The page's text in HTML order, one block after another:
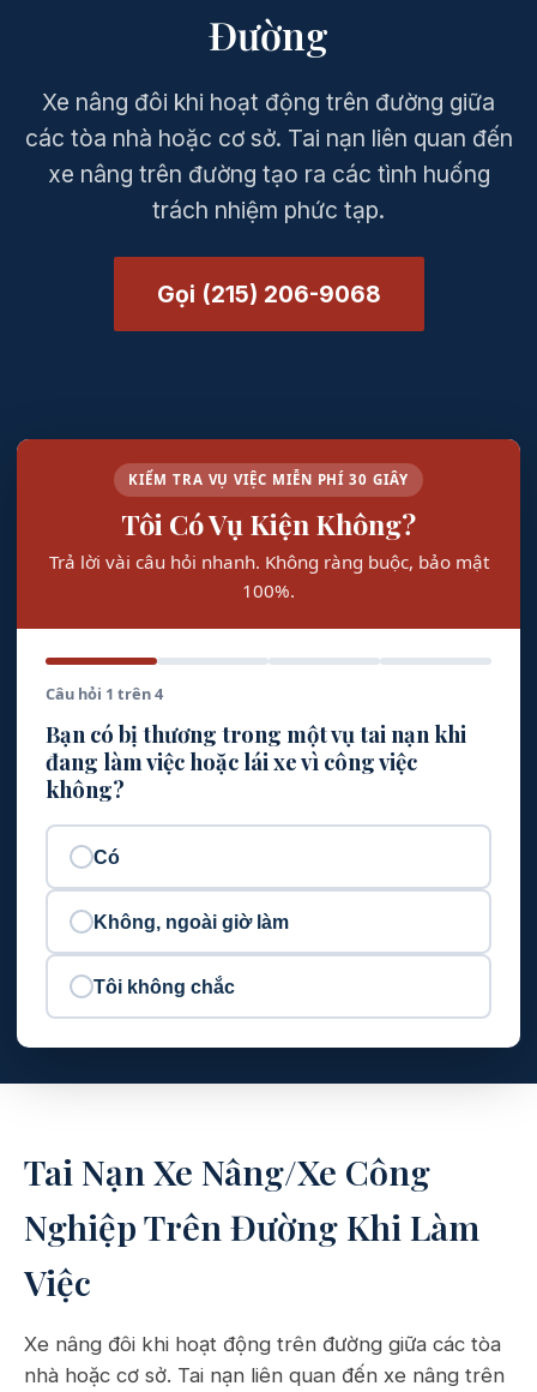
Đường
Xe nâng đôi khi hoạt động trên đường giữa
các tòa nhà hoặc cơ sở. Tai nạn liên quan đến
xe nâng trên đường tạo ra các tình huống
trách nhiệm phức tạp.
Gọi (215) 206-9068
KIỂM TRA VỤ VIỆC MIỄN PHÍ 30 GIÂY
Tôi Có Vụ Kiện Không?
Trả lời vài câu hỏi nhanh. Không ràng buộc, bảo mật
100%.
Câu hỏi 1 trên 4
Bạn có bị thương trong một vụ tai nạn khi
đang làm việc hoặc lái xe vì công việc
không?
Có
Không, ngoài giờ làm
Tôi không chắc
Tai Nạn Xe Nâng/Xe Công
Nghiệp Trên Đường Khi Làm
Việc
Xe nâng đôi khi hoạt động trên đường giữa các tòa
nhà hoặc cơ sở. Tai nạn liên quan đến xe nâng trên